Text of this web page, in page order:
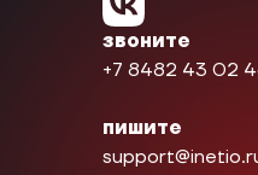
звоните
+7 8482 43 02
пишите